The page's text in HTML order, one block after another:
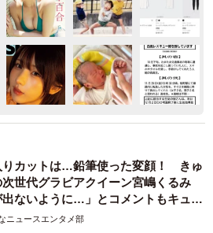
りカットは…鉛筆使った変顔！ きゅ
次世代グラビアクイーン宮嶋くるみ
出ないように…」とコメントもキュー
ニュースエンタメ部